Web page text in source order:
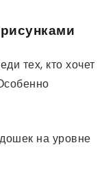
тех, кто хочет
на уровне